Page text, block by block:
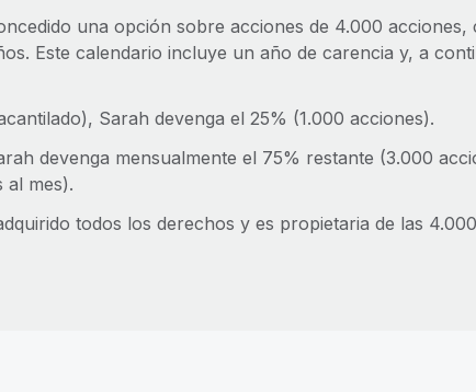
una opción sobre acciones de 4.000 acciones,
Este calendario incluye un año de carencia y, a
Sarah devenga el 25% (1.000 acciones).
devenga mensualmente el 75% restante (3.000
al mes).
todos los derechos y es propietaria de las 4.000